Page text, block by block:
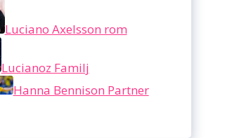
Luciano Axelsson rom
Lucianoz Familj
Hanna Bennison Partner